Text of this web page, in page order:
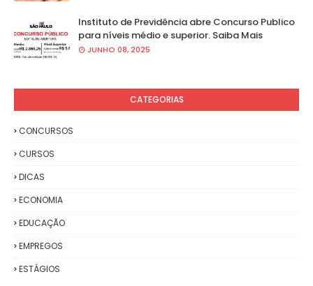
Instituto de Previdência abre Concurso Publico
para níveis médio e superior. Saiba Mais
JUNHO 08, 2025
CATEGORIAS
CONCURSOS
CURSOS
DICAS
ECONOMIA
EDUCAÇÃO
EMPREGOS
ESTÁGIOS